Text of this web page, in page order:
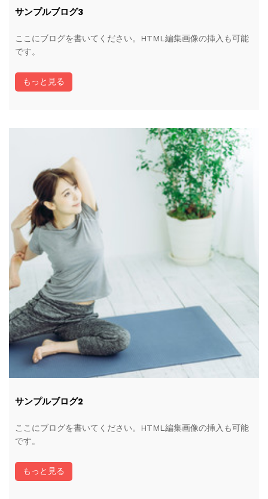
サンプルブログ3
ここにブログを書いてください。HTML編集画像の挿入も可能
です。
もっと見る
サンプルブログ2
ここにブログを書いてください。HTML編集画像の挿入も可能
です。
もっと見る